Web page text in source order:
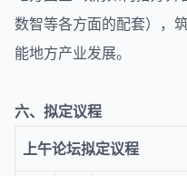
数智等各方面的配套），
能地方产业发展。
六、拟定议程
上午论坛拟定议程